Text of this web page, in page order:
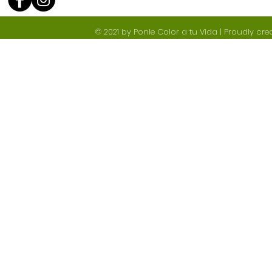
© 2021 by Ponle Color a tu Vida | Proudly